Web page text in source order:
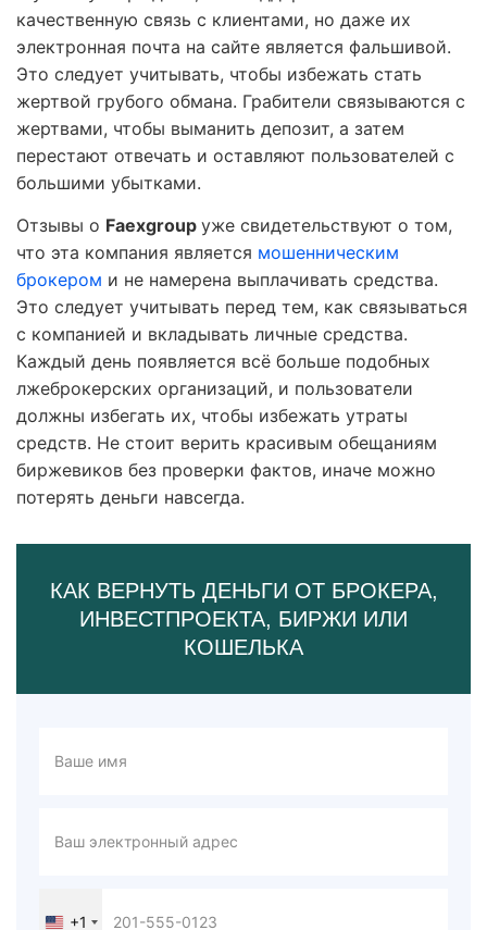
качественную связь с клиентами, но даже их
электронная почта на сайте является фальшивой.
Это следует учитывать, чтобы избежать стать
жертвой грубого обмана. Грабители связываются с
жертвами, чтобы выманить депозит, а затем
перестают отвечать и оставляют пользователей с
большими убытками.
Отзывы о Faexgroup уже свидетельствуют о том,
что эта компания является мошенническим
брокером и не намерена выплачивать средства.
Это следует учитывать перед тем, как связываться
с компанией и вкладывать личные средства.
Каждый день появляется всё больше подобных
лжеброкерских организаций, и пользователи
должны избегать их, чтобы избежать утраты
средств. Не стоит верить красивым обещаниям
биржевиков без проверки фактов, иначе можно
потерять деньги навсегда.
КАК ВЕРНУТЬ ДЕНЬГИ ОТ БРОКЕРА,
ИНВЕСТПРОЕКТА, БИРЖИ ИЛИ
КОШЕЛЬКА
+1